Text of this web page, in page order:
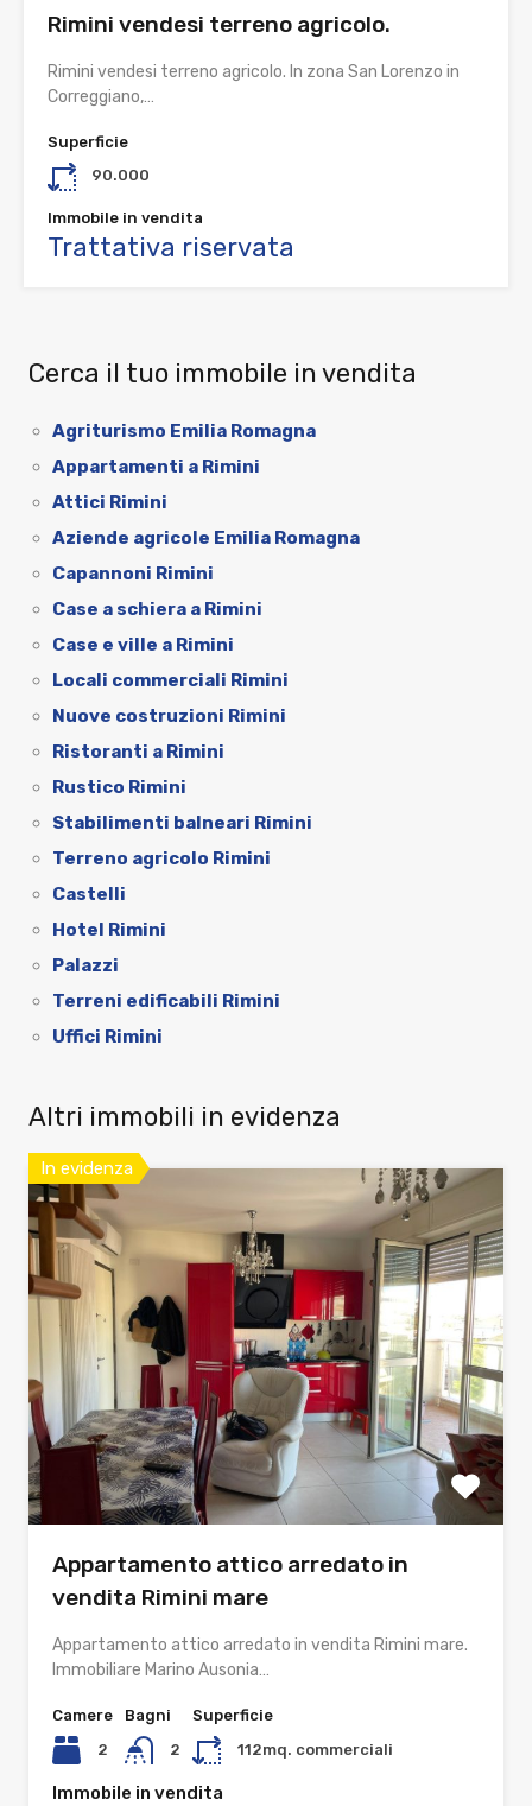
Rimini vendesi terreno agricolo.
Rimini vendesi terreno agricolo. In zona San Lorenzo in
Correggiano,…
Superficie
90.000
Immobile in vendita
Trattativa riservata
Cerca il tuo immobile in vendita
Agriturismo Emilia Romagna
Appartamenti a Rimini
Attici Rimini
Aziende agricole Emilia Romagna
Capannoni Rimini
Case a schiera a Rimini
Case e ville a Rimini
Locali commerciali Rimini
Nuove costruzioni Rimini
Ristoranti a Rimini
Rustico Rimini
Stabilimenti balneari Rimini
Terreno agricolo Rimini
Castelli
Hotel Rimini
Palazzi
Terreni edificabili Rimini
Uffici Rimini
Altri immobili in evidenza
In evidenza
Appartamento attico arredato in
vendita Rimini mare
Appartamento attico arredato in vendita Rimini mare.
Immobiliare Marino Ausonia…
Camere
2
Bagni
2
Superficie
112mq. commerciali
Immobile in vendita